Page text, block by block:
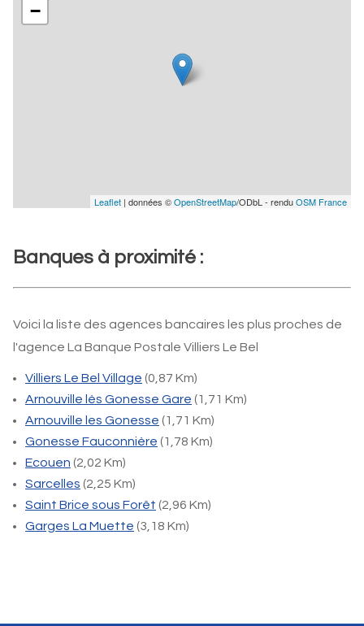
−
Leaflet | données ©OpenStreetMap/ODbL - renduOSM France
Banques à proximité :
Voici la liste des agences bancaires les plus proches de
l'agence La Banque Postale Villiers Le Bel
Villiers Le Bel Village (0,87 Km)
Arnouville lès Gonesse Gare (1,71 Km)
Arnouville les Gonesse (1,71 Km)
Gonesse Fauconnière (1,78 Km)
Ecouen (2,02 Km)
Sarcelles (2,25 Km)
Saint Brice sous Forêt (2,96 Km)
Garges La Muette (3,18 Km)